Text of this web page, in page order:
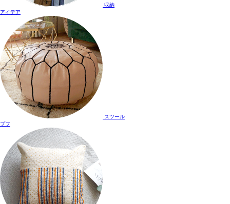
収納
アイデア
スツール
プフ